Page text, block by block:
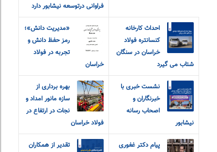
فراوانی درتوسعه نیشابور دارد
احداث کارخانه
کنسانتره فولاد
خراسان در سنگان
شتاب می گیرد
«مديريت دانش»؛
رمز حفظ دانش و
تجربه در فولاد
خراسان
نشست خبری با
خبرنگاران و
اصحاب رسانه
نیشابور
بهره برداری از
سازه مانور امداد و
نجات در ارتفاع در
فولاد خراسان
پیام دکتر غفوری
تقدیر از همکاران